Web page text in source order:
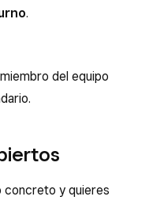
.
del equipo
concreto y quieres